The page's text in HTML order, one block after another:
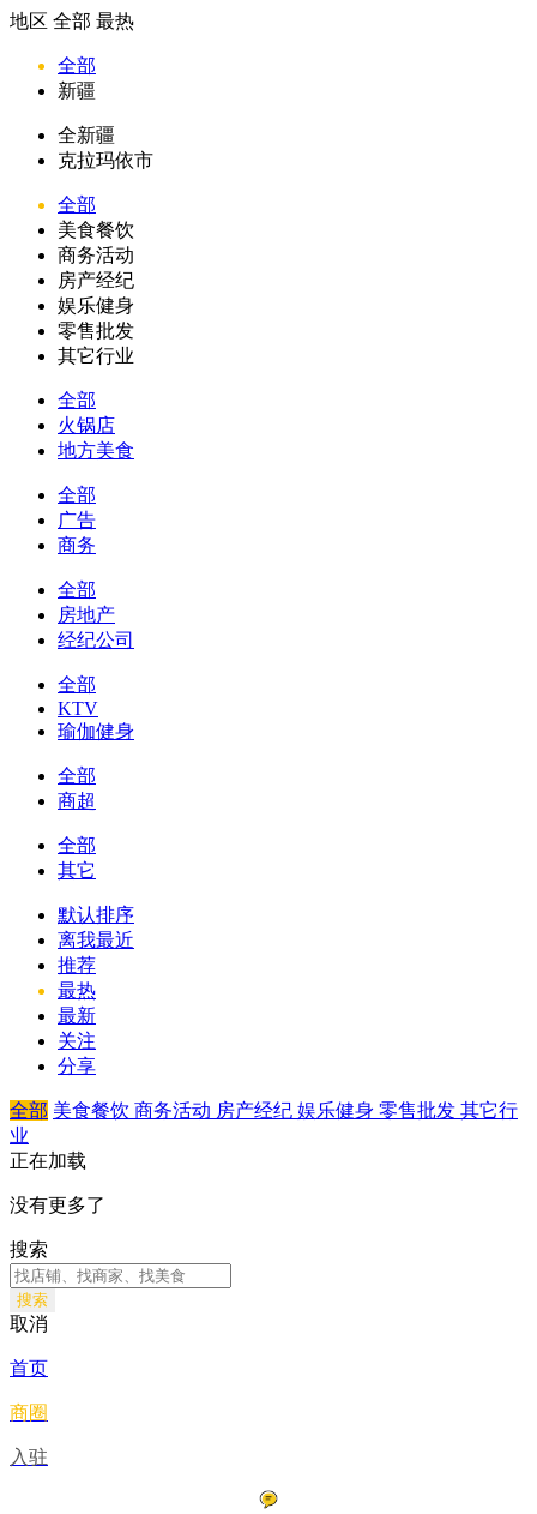
地区 全部 最热
全部
新疆
全新疆
克拉玛依市
全部
美食餐饮
商务活动
房产经纪
娱乐健身
零售批发
其它行业
全部
火锅店
地方美食
全部
广告
商务
全部
房地产
经纪公司
全部
KTV
瑜伽健身
全部
商超
全部
其它
默认排序
离我最近
推荐
最热
最新
关注
分享
全部 美食餐饮 商务活动 房产经纪 娱乐健身 零售批发 其它行
业
正在加载
没有更多了
搜索
搜索
取消
首页
商圈
入驻